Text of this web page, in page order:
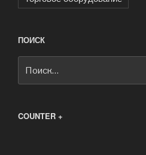
ПОИСК
COUNTER +